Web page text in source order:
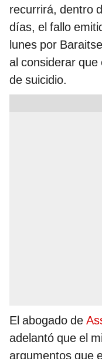
recurrirá, dentro
días, el fallo
lunes por
al considerar
de suicidio.
El abogado de
adelantó que el
argumentos que